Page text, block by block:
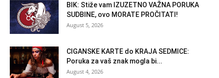
BIK: Stiže vam IZUZETNO VAŽNA PORUKA
SUDBINE, ovo MORATE PROČITATI!
August 5, 2026
CIGANSKE KARTE do KRAJA SEDMICE:
Poruka za vaš znak mogla bi...
August 4, 2026